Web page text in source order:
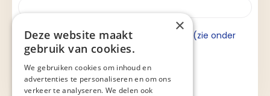
Ik ga akkoord met de privacyverklaring (zie onder
aan de pagina).
×
Deze website maakt
gebruik van cookies.
We gebruiken cookies om inhoud en
advertenties te personaliseren en om ons
verkeer te analyseren. We delen ook